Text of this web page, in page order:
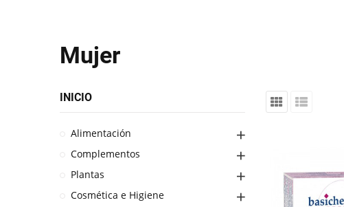
Mujer
INICIO
Alimentación
Complementos
Plantas
Cosmética e Higiene